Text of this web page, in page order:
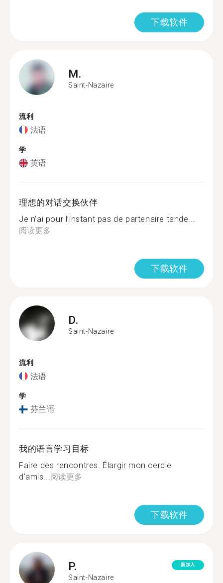
下载软件
M.
Saint-Nazaire
流利
法语
学
英语
理想的对话交换伙伴
Je n’ai pour l’instant pas de partenaire tande...
阅读更多
下载软件
D.
Saint-Nazaire
流利
法语
学
芬兰语
我的语言学习目标
Faire des rencontres. Élargir mon cercle
d'amis...阅读更多
下载软件
P.
Saint-Nazaire
新加入